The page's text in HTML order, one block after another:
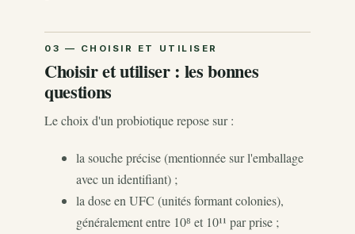
Choisir et utiliser : les bonnes
questions
Le choix d'un probiotique repose sur :
la souche précise (mentionnée sur l'emballage
avec un identifiant) ;
la dose en UFC (unités formant colonies),
généralement entre 10⁸ et 10¹¹ par prise ;